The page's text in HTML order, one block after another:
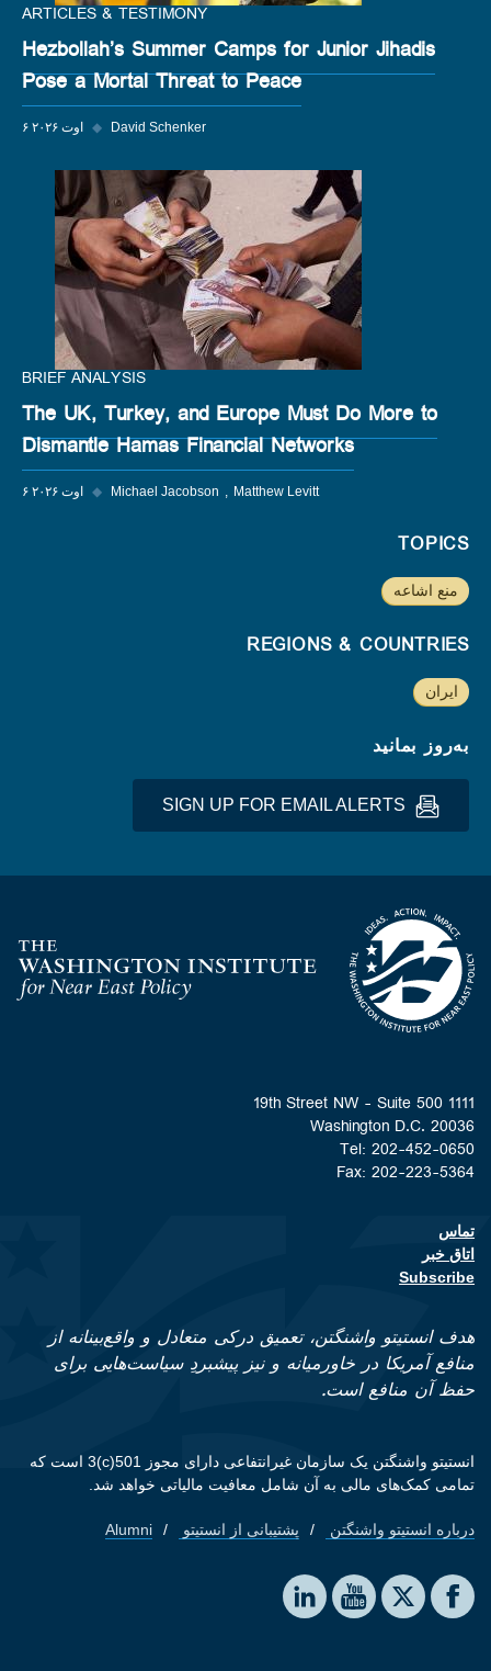
ARTICLES & TESTIMONY
Hezbollah’s Summer Camps for Junior Jihadis
Pose a Mortal Threat to Peace
۶ اوت ۲۰۲۶ ◆ David Schenker
BRIEF ANALYSIS
The UK, Turkey, and Europe Must Do More to
Dismantle Hamas Financial Networks
۶ اوت ۲۰۲۶ ◆ Michael Jacobson Matthew Levitt
TOPICS
منع اشاعه
REGIONS & COUNTRIES
ایران
به‌روز بمانید
Homepage
1111 19th Street NW - Suite 500
Washington D.C. 20036
Tel: 202-452-0650
Fax: 202-223-5364
Footer contact links
تماس
اتاق خبر
Subscribe
هدف انستیتو واشنگتن، تعمیق درکی متعادل و واقع‌بینانه از
منافع آمریکا در خاورمیانه و نیز پیشبردِ سیاست‌هایی برای
حفظ آن منافع است.
انستیتو واشنگتن یک سازمان غیرانتفاعی دارای مجوز 501(c)3 است که
تمامی کمک‌های مالی به آن شامل معافیت مالیاتی خواهد شد.
Footer quick links
درباره انستیتو واشنگتن پشتیبانی از انستیتو Alumni
Social media
The Washington Institute on Facebook
The Washington Institute on X
The Washington Institute on YouTube
The Washington Institute on LinkedIn